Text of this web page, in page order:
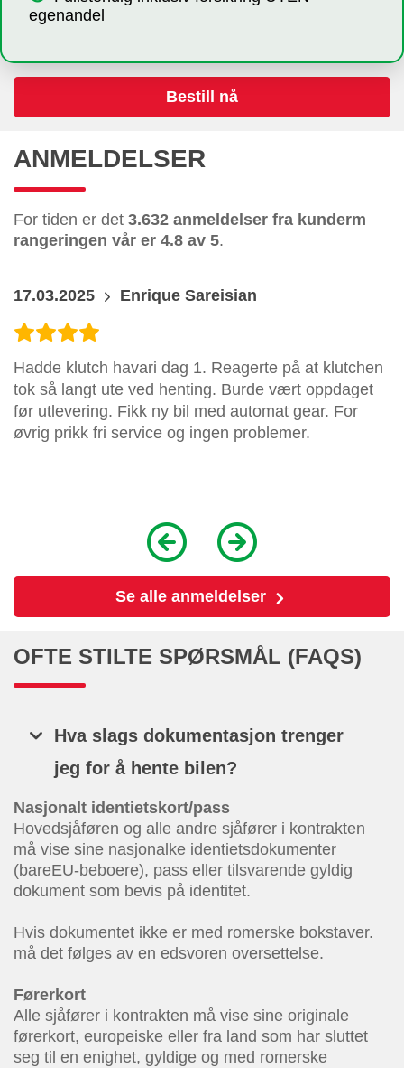
egenandel
Bestill nå
ANMELDELSER
For tiden er det 3.632 anmeldelser fra kunderm
rangeringen vår er 4.8 av 5.
17.03.2025 Enrique Sareisian
Hadde klutch havari dag 1. Reagerte på at klutchen
tok så langt ute ved henting. Burde vært oppdaget
før utlevering. Fikk ny bil med automat gear. For
øvrig prikk fri service og ingen problemer.
Se alle anmeldelser
OFTE STILTE SPØRSMÅL (FAQS)
Hva slags dokumentasjon trenger
jeg for å hente bilen?
Nasjonalt identietskort/pass
Hovedsjåføren og alle andre sjåfører i kontrakten
må vise sine nasjonalke identietsdokumenter
(bareEU-beboere), pass eller tilsvarende gyldig
dokument som bevis på identitet.
Hvis dokumentet ikke er med romerske bokstaver.
må det følges av en edsvoren oversettelse.
Førerkort
Alle sjåfører i kontrakten må vise sine originale
førerkort, europeiske eller fra land som har sluttet
seg til en enighet, gyldige og med romerske